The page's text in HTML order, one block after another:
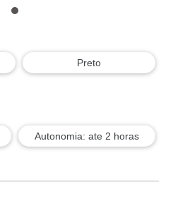
Preto
Autonomia: ate 2 horas